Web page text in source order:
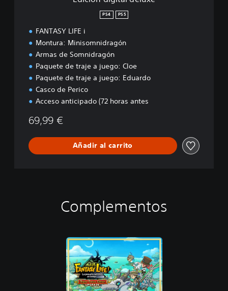
PS4 PS5
FANTASY LIFE i
Montura: Minisomnidragón
Armas de Somnidragón
Paquete de traje a juego: Cloe
Paquete de traje a juego: Eduardo
Casco de Perico
Acceso anticipado (72 horas antes
69,99 €
Añadir al carrito
Complementos